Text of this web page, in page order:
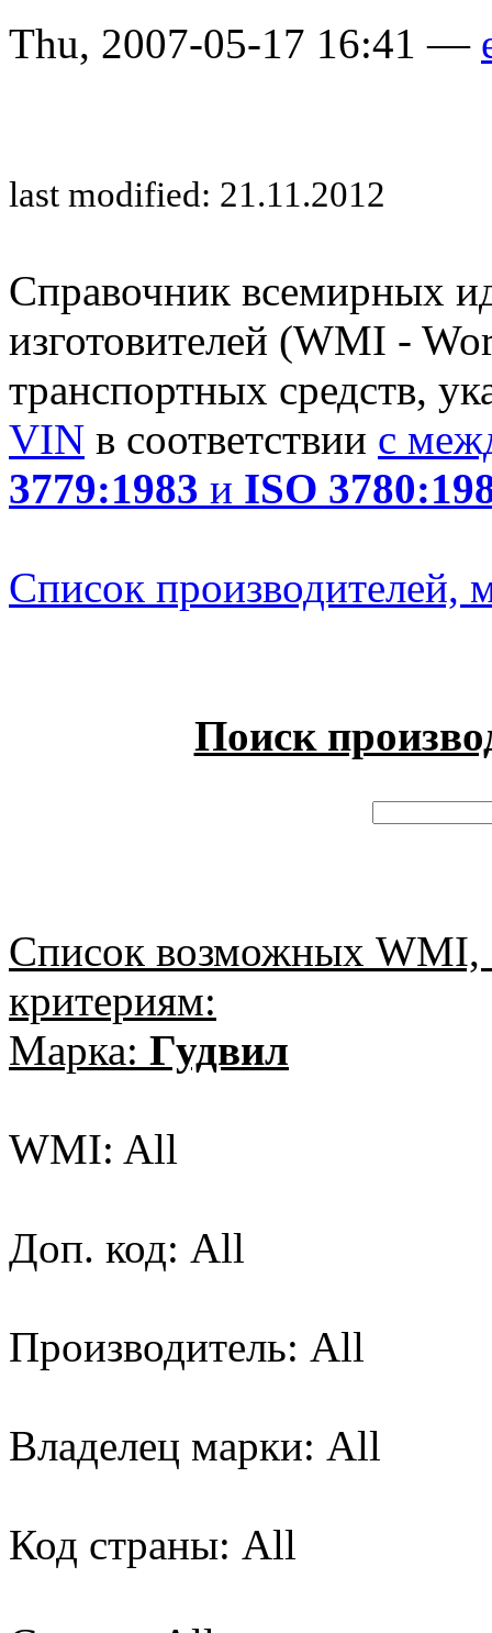
Thu, 2007-05-17 16:41 —
last modified: 21.11.2012
Справочник всемирных
изготовителей (WMI -
транспортных средств,
VIN в соответствии с
3779:1983 и ISO
Список производителей,
Поиск
Список возможных
критериям:
Марка: Гудвил
WMI: All
Доп. код: All
Производитель: All
Владелец марки: All
Код страны: All